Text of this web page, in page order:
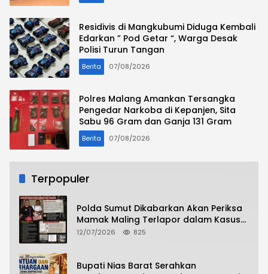
Residivis di Mangkubumi Diduga Kembali
Edarkan ” Pod Getar “, Warga Desak
Polisi Turun Tangan
Berita 07/08/2026
Polres Malang Amankan Tersangka
Pengedar Narkoba di Kepanjen, Sita
Sabu 96 Gram dan Ganja 131 Gram
Berita 07/08/2026
Terpopuler
Polda Sumut Dikabarkan Akan Periksa
Mamak Maling Terlapor dalam Kasus
Dugaan Penipuan Bermodus Surat
12/07/2026 825
Bupati Nias Barat Serahkan